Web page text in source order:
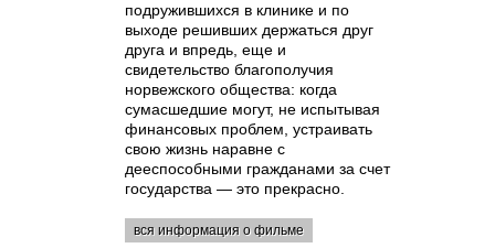
подружившихся в клинике и по
выходе решивших держаться друг
друга и впредь, еще и
свидетельство благополучия
норвежского общества: когда
сумасшедшие могут, не испытывая
финансовых проблем, устраивать
свою жизнь наравне с
дееспособными гражданами за счет
государства — это прекрасно.
вся информация о фильме